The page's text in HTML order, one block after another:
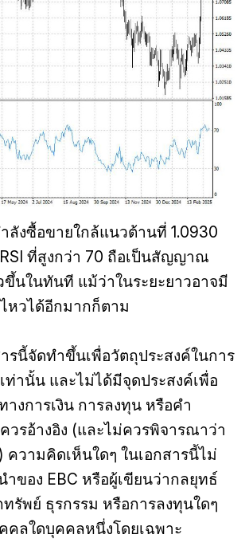
ลังซื้อขายใกล้แนวต้านที่ 1.0930
ที่สูงกว่า 70 ถือเป็นสัญญาณ
ขึ้นในทันที แม้ว่าในระยะยาวอาจมี
หวได้อีกมากก็ตาม
รนี้จัดทำขึ้นเพื่อวัตถุประสงค์ในการ
ท่านั้น และไม่ได้มีจุดประสงค์เพื่อ
งการเงิน การลงทุน หรือคำ
วรอ้างอิง (และไม่ควรพิจารณาว่า
ความคิดเห็นใดๆ ในเอกสารนี้ไม่
ำของ EBC หรือผู้เขียนว่ากลยุทธ์
รัพย์ ธุรกรรม หรือการลงทุนใดๆ
คลใดบุคคลหนึ่งโดยเฉพาะ